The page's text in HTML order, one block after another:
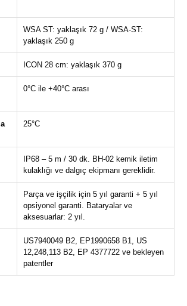
WSA ST: yaklaşık 72 g / WSA-ST:
yaklaşık 250 g
ICON 28 cm: yaklaşık 370 g
0°C ile +40°C arası
25°C
IP68 – 5 m / 30 dk. BH-02 kemik iletim
kulaklığı ve dalgıç ekipmanı gereklidir.
Parça ve işçilik için 5 yıl garanti + 5 yıl
opsiyonel garanti. Bataryalar ve
aksesuarlar: 2 yıl.
US7940049 B2, EP1990658 B1, US
12,248,113 B2, EP 4377722 ve bekleyen
patentler